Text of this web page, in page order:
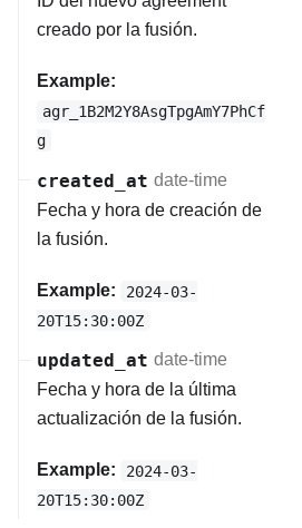
creado por la fusión.
Example:
agr_1B2M2Y8AsgTpgAmY7PhCf
g
created_at date-time
Fecha y hora de creación de
la fusión.
Example:
2024-03-
20T15:30:00Z
updated_at date-time
Fecha y hora de la última
actualización de la fusión.
Example:
2024-03-
20T15:30:00Z